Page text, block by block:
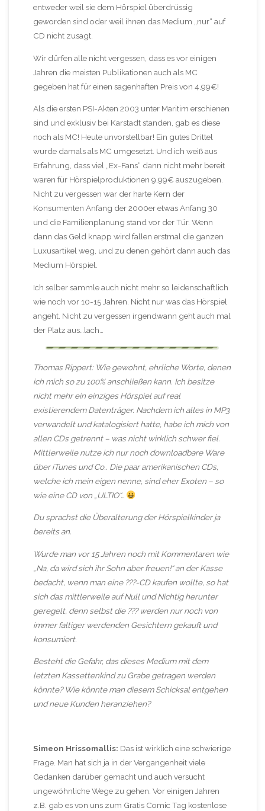
entweder weil sie dem Hörspiel überdrüssig
geworden sind oder weil ihnen das Medium „nur“ auf
CD nicht zusagt.
Wir dürfen alle nicht vergessen, dass es vor einigen
Jahren die meisten Publikationen auch als MC
gegeben hat für einen sagenhaften Preis von 4,99€!
Als die ersten PSI-Akten 2003 unter Maritim erschienen
sind und exklusiv bei Karstadt standen, gab es diese
noch als MC! Heute unvorstellbar! Ein gutes Drittel
wurde damals als MC umgesetzt. Und ich weiß aus
Erfahrung, dass viel „Ex-Fans“ dann nicht mehr bereit
waren für Hörspielproduktionen 9,99€ auszugeben.
Nicht zu vergessen war der harte Kern der
Konsumenten Anfang der 2000er etwas Anfang 30
und die Familienplanung stand vor der Tür. Wenn
dann das Geld knapp wird fallen erstmal die ganzen
Luxusartikel weg, und zu denen gehört dann auch das
Medium Hörspiel.
Ich selber sammle auch nicht mehr so leidenschaftlich
wie noch vor 10-15 Jahren. Nicht nur was das Hörspiel
angeht. Nicht zu vergessen irgendwann geht auch mal
der Platz aus…lach…
Thomas Rippert: Wie gewohnt, ehrliche Worte, denen
ich mich so zu 100% anschließen kann. Ich besitze
nicht mehr ein einziges Hörspiel auf real
existierendem Datenträger. Nachdem ich alles in MP3
verwandelt und katalogisiert hatte, habe ich mich von
allen CDs getrennt – was nicht wirklich schwer fiel.
Mittlerweile nutze ich nur noch downloadbare Ware
über iTunes und Co.. Die paar amerikanischen CDs,
welche ich mein eigen nenne, sind eher Exoten – so
wie eine CD von „ULTIO“…
Du sprachst die Überalterung der Hörspielkinder ja
bereits an.
Wurde man vor 15 Jahren noch mit Kommentaren wie
„Na, da wird sich ihr Sohn aber freuen!“ an der Kasse
bedacht, wenn man eine ???-CD kaufen wollte, so hat
sich das mittlerweile auf Null und Nichtig herunter
geregelt, denn selbst die ??? werden nur noch von
immer faltiger werdenden Gesichtern gekauft und
konsumiert.
Besteht die Gefahr, das dieses Medium mit dem
letzten Kassettenkind zu Grabe getragen werden
könnte? Wie könnte man diesem Schicksal entgehen
und neue Kunden heranziehen?
Simeon Hrissomallis: Das ist wirklich eine schwierige
Frage. Man hat sich ja in der Vergangenheit viele
Gedanken darüber gemacht und auch versucht
ungewöhnliche Wege zu gehen. Vor einigen Jahren
z.B. gab es von uns zum Gratis Comic Tag kostenlose